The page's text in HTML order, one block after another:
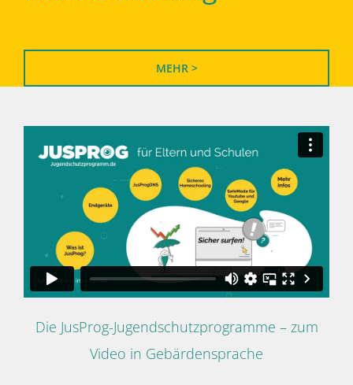
MEHR >
Die JusProg-Jugendschutzprogramme – zum
Video in Gebärdensprache